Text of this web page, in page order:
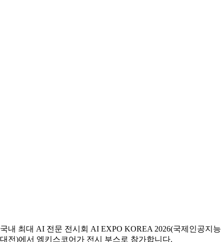
국내 최대 AI 전문 전시회 AI EXPO KOREA 2026(국제인공지능
대전)에서 엠키스코어가 전시 부스로 참가합니다.